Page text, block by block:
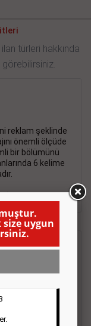
türleri hakkında
reklam şeklinde
önemli ölçüde
bir bölümünü
6 kelime
önemli ölçüde
bir bölümünü
6 kelime
size uygun